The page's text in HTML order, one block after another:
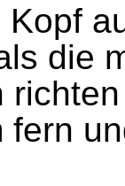
Kopf
die
fern